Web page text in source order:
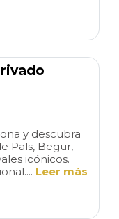
y descubra
Pals, Begur,
icónicos.
Leer más